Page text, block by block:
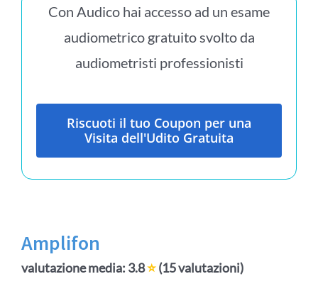
Con Audico hai accesso ad un esame
audiometrico gratuito svolto da
audiometristi professionisti
Riscuoti il tuo Coupon per una
Visita dell'Udito Gratuita
Amplifon
valutazione media: 3.8⭐(15 valutazioni)